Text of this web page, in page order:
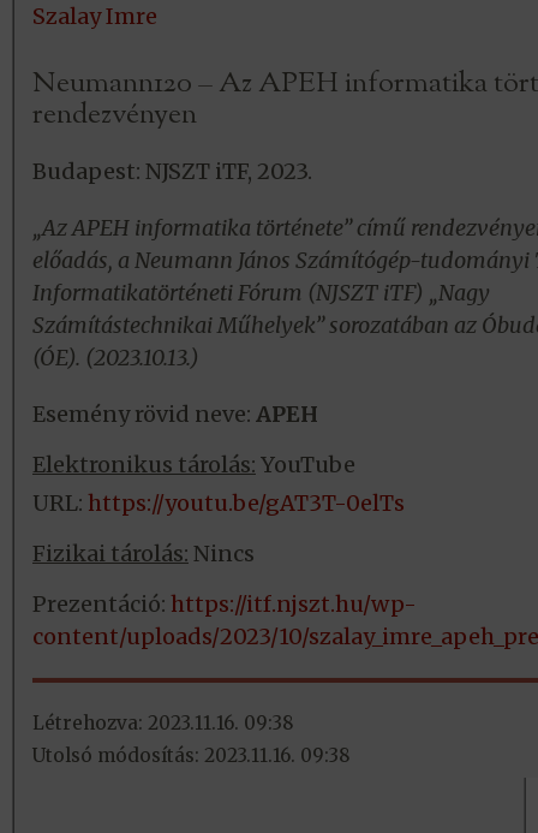
Szalay Imre
Neumann120 – Az APEH informatika
rendezvényen
Budapest: NJSZT iTF, 2023.
„Az APEH informatika története” című
előadás, a Neumann János Számítógép-tudományi
Informatikatörténeti Fórum (NJSZT iTF) „Nagy
Számítástechnikai Műhelyek” sorozatában az
(ÓE). (2023.10.13.)
Esemény rövid neve: APEH
Elektronikus tárolás: YouTube
URL: https://youtu.be/gAT3T-0elTs
Fizikai tárolás: Nincs
Prezentáció: https://itf.njszt.hu/wp-
content/uploads/2023/10/
Létrehozva: 2023.11.16. 09:38
Utolsó módosítás: 2023.11.16. 09:38